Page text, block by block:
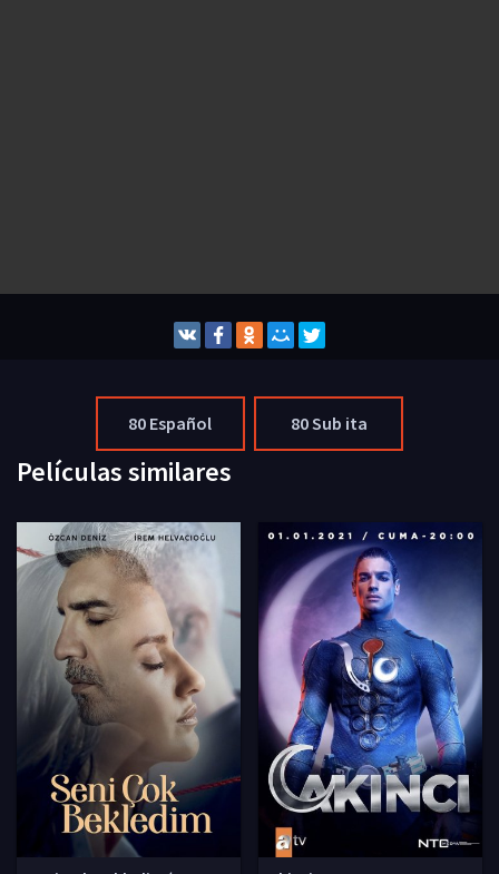
80 Español 80 Sub ita
Películas similares